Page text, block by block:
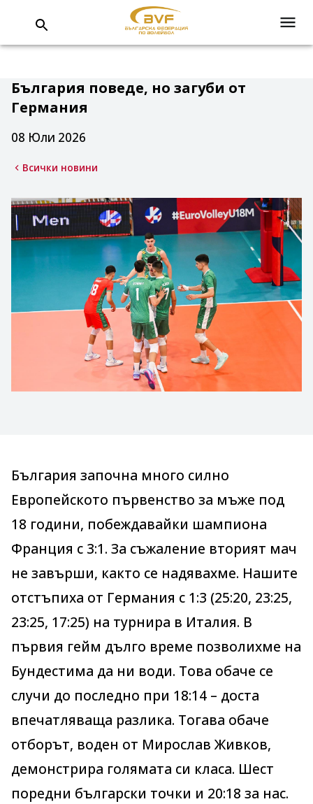
България поведе, но загуби от
Германия
08 Юли 2026
Всички новини
България започна много силно
Европейското първенство за мъже под
18 години, побеждавайки шампиона
Франция с 3:1. За съжаление вторият мач
не завърши, както се надявахме. Нашите
отстъпиха от Германия с 1:3 (25:20, 23:25,
23:25, 17:25) на турнира в Италия. В
първия гейм дълго време позволихме на
Бундестима да ни води. Това обаче се
случи до последно при 18:14 – доста
впечатляваща разлика. Тогава обаче
отборът, воден от Мирослав Живков,
демонстрира голямата си класа. Шест
поредни български точки и 20:18 за нас.